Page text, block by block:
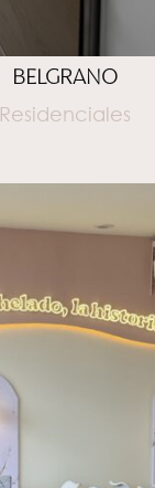
BELGRANO
Residenciales